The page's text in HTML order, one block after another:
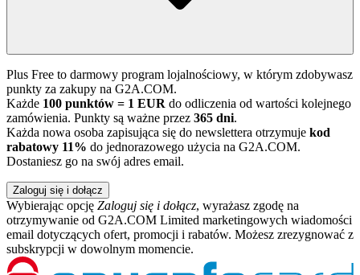
Plus Free to darmowy program lojalnościowy, w którym zdobywasz
punkty za zakupy na G2A.COM.
Każde 100 punktów = 1 EUR do odliczenia od wartości kolejnego
zamówienia. Punkty są ważne przez 365 dni.
Każda nowa osoba zapisująca się do newslettera otrzymuje kod
rabatowy 11% do jednorazowego użycia na G2A.COM.
Dostaniesz go na swój adres email.
Zaloguj się i dołącz
Wybierając opcję Zaloguj się i dołącz, wyrażasz zgodę na
otrzymywanie od G2A.COM Limited marketingowych wiadomości
email dotyczących ofert, promocji i rabatów. Możesz zrezygnować z
subskrypcji w dowolnym momencie.